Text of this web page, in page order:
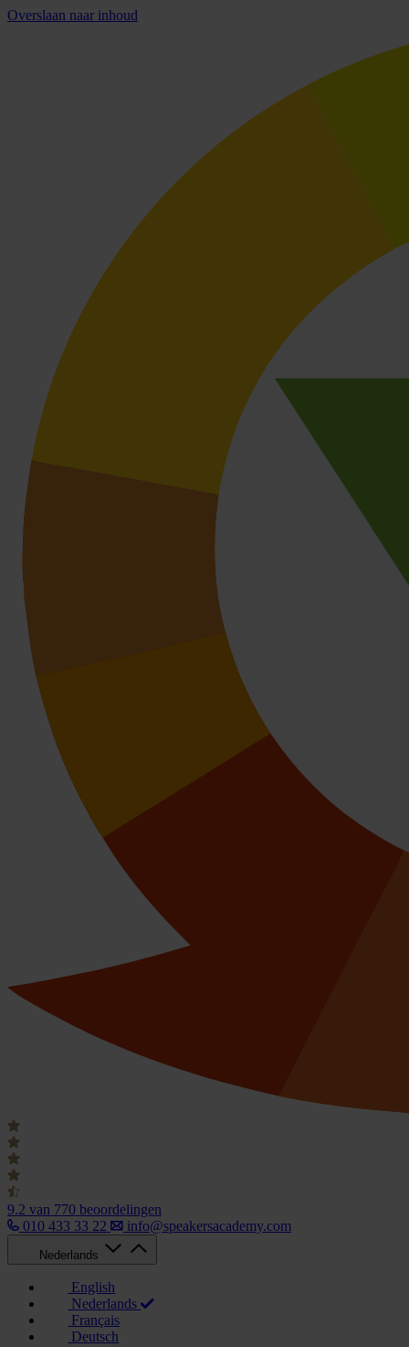
Overslaan naar inhoud
9.2 van 770 beoordelingen
010 433 33 22
info@speakersacademy.com
Nederlands
English
Nederlands
Français
Deutsch